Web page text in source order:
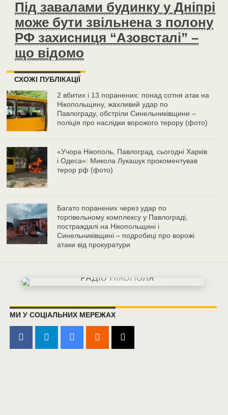
Під завалами будинку у Дніпрі
може бути звільнена з полону
РФ захисниця “Азовсталі” –
що відомо
СХОЖІ ПУБЛІКАЦІЇ
2 вбитих і 13 поранених: понад сотня атак на
Нікопольщину, жахливий удар по
Павлограду, обстріли Синельниківщини –
поліція про наслідки ворожого терору (фото)
«Учора Нікополь, Павлоград, сьогодні Харків
і Одеса»: Микола Лукашук прокоментував
терор рф (фото)
Багато поранених через удар по
торгівельному комплексу у Павлограді,
постраждалі на Нікопольщині і
Синельниківщині – подробиці про ворожі
атаки від прокуратури
МИ У СОЦІАЛЬНИХ МЕРЕЖАХ